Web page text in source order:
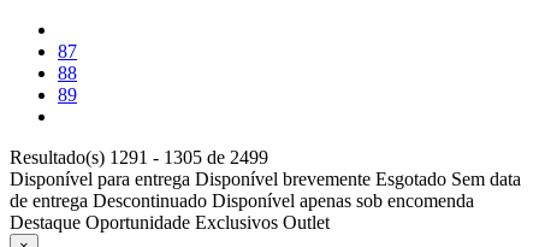
87
88
89
Resultado(s) 1291 - 1305 de 2499
Disponível para entrega Disponível brevemente Esgotado Sem data
de entrega Descontinuado Disponível apenas sob encomenda
Destaque Oportunidade Exclusivos Outlet